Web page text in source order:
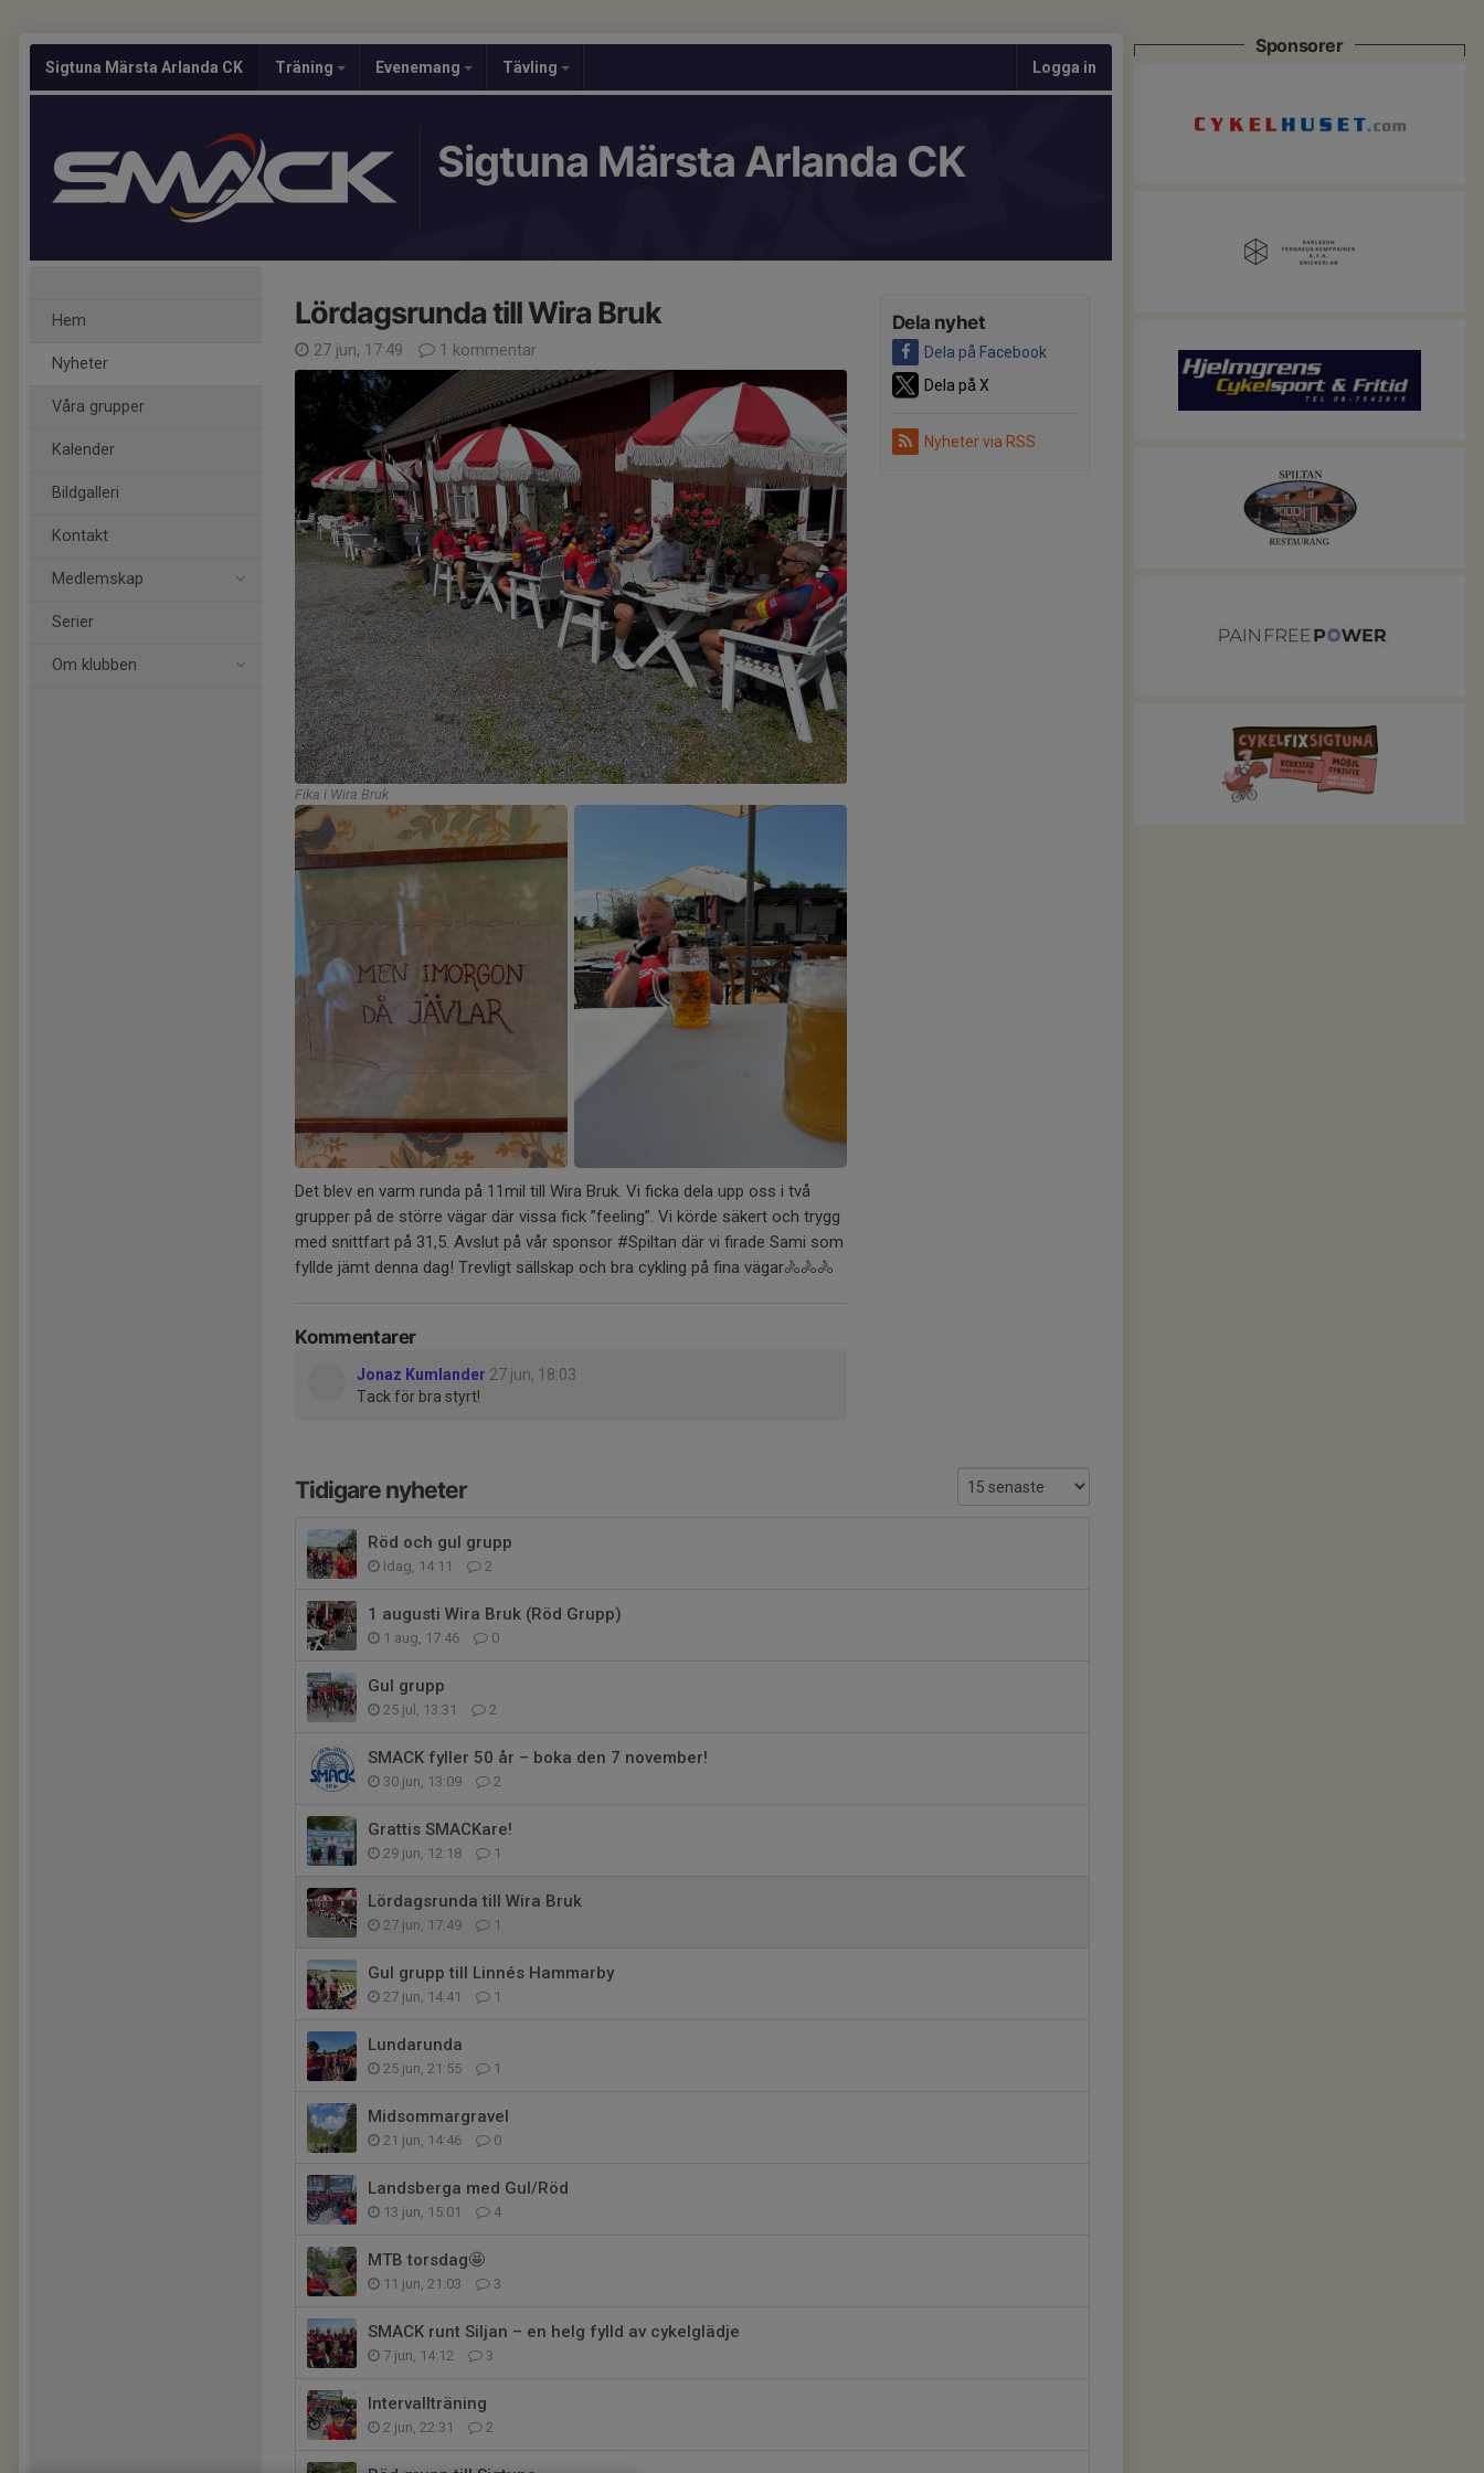
Sigtuna Märsta Arlanda CK Träning Evenemang Tävling Logga in
Sigtuna Märsta Arlanda CK
Hem
Nyheter
Våra grupper
Kalender
Bildgalleri
Kontakt
Medlemskap
Serier
Om klubben
Dela nyhet
Dela på Facebook
Dela på X
Nyheter via RSS
Lördagsrunda till Wira Bruk
27 jun, 17:49 1 kommentar
Fika i Wira Bruk
Det blev en varm runda på 11mil till Wira Bruk. Vi ficka dela upp oss i två
grupper på de större vägar där vissa fick ”feeling”. Vi körde säkert och trygg
med snittfart på 31,5. Avslut på vår sponsor #Spiltan där vi firade Sami som
fyllde jämt denna dag! Trevligt sällskap och bra cykling på fina vägar🚴🚴🚴
Kommentarer
Jonaz Kumlander 27 jun, 18:03
Tack för bra styrt!
Tidigare nyheter
Röd och gul grupp
Idag, 14:11 2
1 augusti Wira Bruk (Röd Grupp)
1 aug, 17:46 0
Gul grupp
25 jul, 13:31 2
SMACK fyller 50 år – boka den 7 november!
30 jun, 13:09 2
Grattis SMACKare!
29 jun, 12:18 1
Lördagsrunda till Wira Bruk
27 jun, 17:49 1
Gul grupp till Linnés Hammarby
27 jun, 14:41 1
Lundarunda
25 jun, 21:55 1
Midsommargravel
21 jun, 14:46 0
Landsberga med Gul/Röd
13 jun, 15:01 4
MTB torsdag🤩
11 jun, 21:03 3
SMACK runt Siljan – en helg fylld av cykelglädje
7 jun, 14:12 3
Intervallträning
2 jun, 22:31 2
Sponsorer